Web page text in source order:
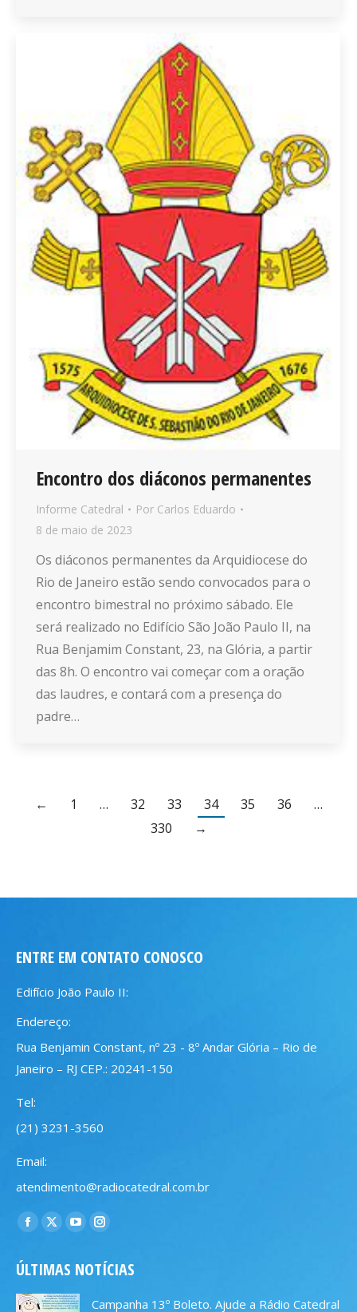
Encontro dos diáconos permanentes
Informe Catedral Por Carlos Eduardo
8 de maio de 2023
Os diáconos permanentes da Arquidiocese do
Rio de Janeiro estão sendo convocados para o
encontro bimestral no próximo sábado. Ele
será realizado no Edifício São João Paulo II, na
Rua Benjamim Constant, 23, na Glória, a partir
das 8h. O encontro vai começar com a oração
das laudres, e contará com a presença do
padre…
← 1 … 32 33 34 35 36
…
330
→
ENTRE EM CONTATO CONOSCO
Edifício João Paulo II:
Endereço:
Rua Benjamin Constant, nº 23 - 8º Andar Glória – Rio de
Janeiro – RJ CEP.: 20241-150
Tel:
(21) 3231-3560
Email:
atendimento@radiocatedral.com.br
Encontre-nos em:
Facebook
opens
in
X
opens
in
YouTube
opens
in
Instagram
opens
ÚLTIMAS NOTÍCIAS
Campanha 13º Boleto. Ajude a Rádio Catedral